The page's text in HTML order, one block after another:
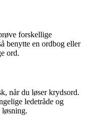
forskellige
benytte en ordbog eller
ord.
når du løser krydsord.
ledetråde og
løsning.